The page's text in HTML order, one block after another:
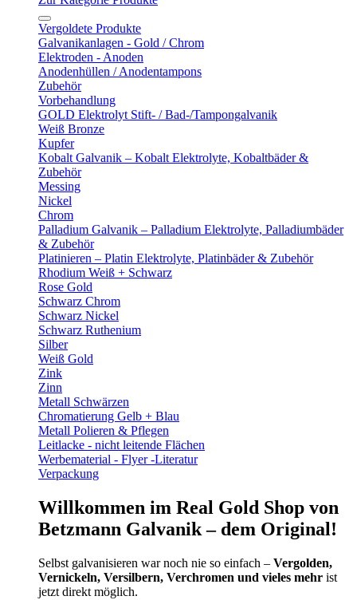
Vergoldete Produkte
Galvanikanlagen - Gold / Chrom
Elektroden - Anoden
Anodenhüllen / Anodentampons
Zubehör
Vorbehandlung
GOLD Elektrolyt Stift- / Bad-/Tampongalvanik
Weiß Bronze
Kupfer
Kobalt Galvanik – Kobalt Elektrolyte, Kobaltbäder &
Zubehör
Messing
Nickel
Chrom
Palladium Galvanik – Palladium Elektrolyte, Palladiumbäder
& Zubehör
Platinieren – Platin Elektrolyte, Platinbäder & Zubehör
Rhodium Weiß + Schwarz
Rose Gold
Schwarz Chrom
Schwarz Nickel
Schwarz Ruthenium
Silber
Weiß Gold
Zink
Zinn
Metall Schwärzen
Chromatierung Gelb + Blau
Metall Polieren & Pflegen
Leitlacke - nicht leitende Flächen
Werbematerial - Flyer -Literatur
Verpackung
Willkommen im Real Gold Shop von
Betzmann Galvanik – dem Original!
Selbst galvanisieren war noch nie so einfach – Vergolden,
Vernickeln, Versilbern, Verchromen und vieles mehr ist
jetzt direkt möglich.